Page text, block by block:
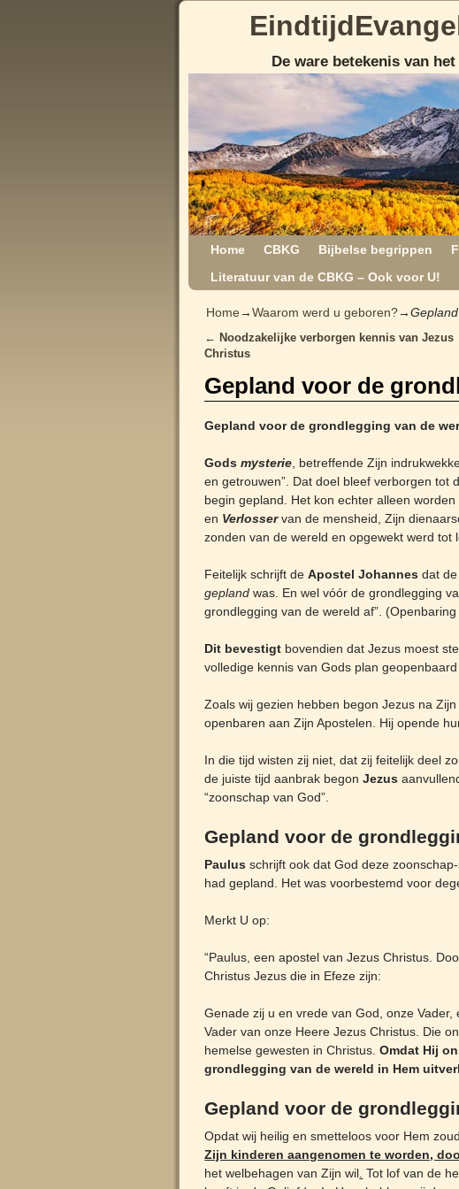
De ware betekenis van
Home CBKG Bijbelse begrippen
Literatuur van de CBKG – Ook voor U!
Home→Waarom werd u geboren?→
Post navigation
← Noodzakelijke verborgen kennis van Jezus
Christus
Gepland voor de
Gepland voor de grondlegging van de
Gods mysterie, betreffende Zijn
en getrouwen”. Dat doel bleef verborgen tot
begin gepland. Het kon echter alleen worden
en Verlosservan de mensheid, Zijn
zonden van de wereld en opgewekt werd tot
Feitelijk schrijft deApostel Johannes dat
gepland was. En wel vóór de grondlegging
grondlegging van de wereld af”. (Openbaring
Dit bevestigt bovendien dat Jezus moest
volledige kennis van Gods plan
Zoals wij gezien hebben begon Jezus na
openbaren aan Zijn Apostelen. Hij opende
In die tijd wisten zij niet, dat zij feitelijk deel
de juiste tijd aanbrak begonJezus
“zoonschap van God”.
Gepland voor de
Paulus schrijft ook dat God deze
had gepland. Het was voorbestemd voor
Merkt U op:
“Paulus, een apostel van Jezus Christus.
Christus Jezus die in Efeze zijn:
Genade zij u en vrede van God, onze
Vader van onze Heere Jezus Christus. Die
hemelse gewesten in Christus.Omdat Hij
grondlegging van de wereld in Hem
Gepland voor de
Opdat wij heilig en smetteloos voor Hem
Zijn kinderen aangenomen te worden,
het welbehagen van Zijn wil Tot lof van de